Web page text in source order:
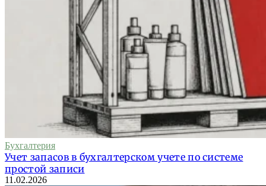
Бухгалтерия
Учет запасов в бухгалтерском учете по системе
простой записи
11.02.2026